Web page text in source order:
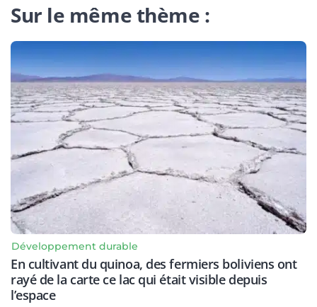
Sur le même thème :
Développement durable
En cultivant du quinoa, des fermiers boliviens ont
rayé de la carte ce lac qui était visible depuis
l’espace